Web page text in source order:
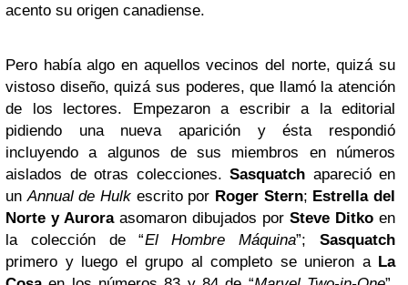
acento su origen canadiense.
Pero había algo en aquellos vecinos del norte, quizá su
vistoso diseño, quizá sus poderes, que llamó la atención
de los lectores. Empezaron a escribir a la editorial
pidiendo una nueva aparición y ésta respondió
incluyendo a algunos de sus miembros en números
aislados de otras colecciones. Sasquatch apareció en
unAnnual de Hulk escrito por Roger Stern; Estrella del
Norte y Auroraasomaron dibujados por Steve Ditko en
la colección de “El Hombre Máquina”;Sasquatch
primero y luego el grupo al completo se unieron a La